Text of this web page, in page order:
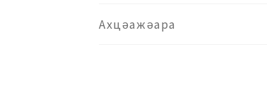
Ахцәажәара